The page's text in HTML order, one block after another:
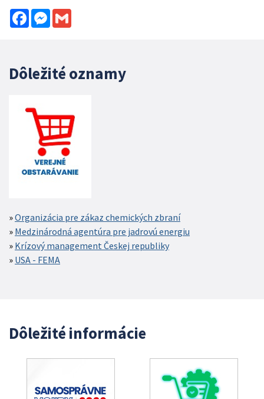
FacebookMessenger
Dôležité oznamy
Organizácia pre zákaz chemických zbraní
Medzinárodná agentúra pre jadrovú energiu
Krízový management Českej republiky
USA - FEMA
Dôležité informácie